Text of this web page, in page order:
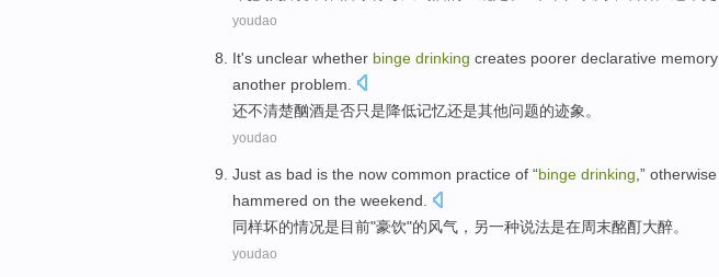
youdao
It's unclear whether binge drinking creates poorer declarative memory
another problem
还不清楚酗酒是否只是降低记忆还是其他问题的迹象 。
youdao
Just as bad is the now common practice of “binge drinking,” otherwise
hammered on the weekend.
同样坏的情况是目前"豪饮"的风气， 另一种说法是在周末酩酊大醉。
youdao